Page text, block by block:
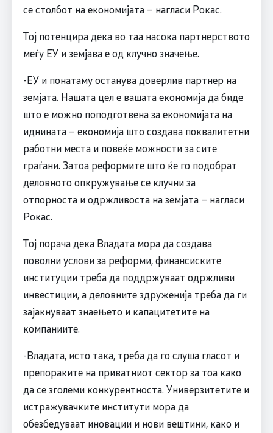
се столбот на економијата – нагласи Рокас.
Тој потенцира дека во таа насока партнерството
меѓу ЕУ и земјава е од клучно значење.
-ЕУ и понатаму останува доверлив партнер на
земјата. Нашата цел е вашата економија да биде
што е можно поподготвена за економијата на
иднината – економија што создава поквалитетни
работни места и повеќе можности за сите
граѓани. Затоа реформите што ќе го подобрат
деловното опкружување се клучни за
отпорноста и одржливоста на земјата – нагласи
Рокас.
Тој порача дека Владата мора да создава
поволни услови за реформи, финансиските
институции треба да поддржуваат одржливи
инвестиции, а деловните здруженија треба да ги
зајакнуваат знаењето и капацитетите на
компаниите.
-Владата, исто така, треба да го слуша гласот и
препораките на приватниот сектор за тоа како
да се зголеми конкурентноста. Универзитетите и
истражувачките институти мора да
обезбедуваат иновации и нови вештини, како и